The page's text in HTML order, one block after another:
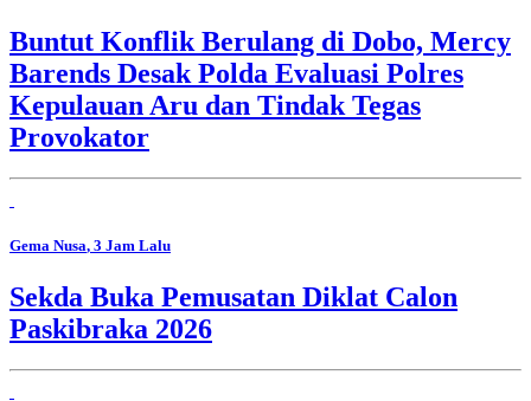
Buntut Konflik Berulang di Dobo, Mercy
Barends Desak Polda Evaluasi Polres
Kepulauan Aru dan Tindak Tegas
Provokator
Gema Nusa, 3 Jam Lalu
Sekda Buka Pemusatan Diklat Calon
Paskibraka 2026